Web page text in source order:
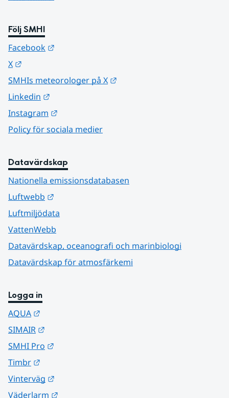
Följ SMHI
Facebook
X
SMHIs meteorologer på X
Linkedin
Instagram
Policy för sociala medier
Datavärdskap
Nationella emissionsdatabasen
Luftwebb
Luftmiljödata
VattenWebb
Datavärdskap, oceanografi och marinbiologi
Datavärdskap för atmosfärkemi
Logga in
AQUA
SIMAIR
SMHI Pro
Timbr
Vinterväg
Väderlarm